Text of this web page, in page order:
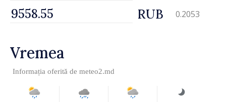
RUB 0.2053
Vremea
Informația oferită de meteo2.md